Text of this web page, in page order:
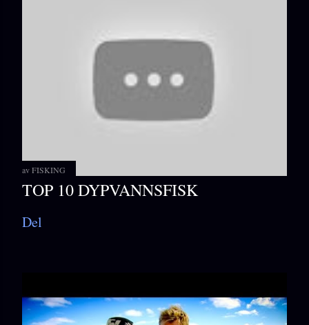
avFISKING
TOP 10 DYPVANNSFISK
Del